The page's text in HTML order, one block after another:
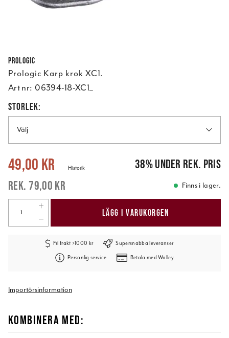
Prologic
Prologic Karp krok XC1.
Art nr: 06394-18-XC1_
STORLEK:
Välj
Nuvarande pris: 79,00 kr
49,00 kr
79,00 kr
Historik 38%under rek. pris
Finns i lager.
LÄGG I VARUKORGEN
Fri frakt >1000 kr Supersnabba leveranser
Personlig service Betala med Walley
Importörsinformation
KOMBINERA MED: